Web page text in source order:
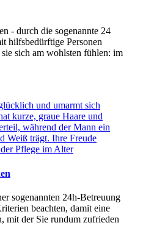
- durch die sogenannte 24
hilfsbedürftige Personen
sich am wohlsten fühlen: im
sogenannten 24h-Betreuung
beachten, damit eine
mit der Sie rundum zufrieden